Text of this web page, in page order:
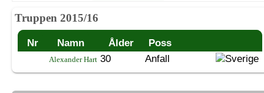
Truppen 2015/16
Nr Namn Ålder Poss
Alexander Hart 30 Anfall